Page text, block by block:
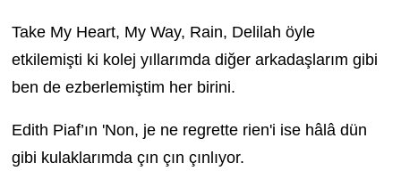
Take My Heart, My Way, Rain, Delilah öyle
etkilemişti ki kolej yıllarımda diğer arkadaşlarım gibi
ben de ezberlemiştim her birini.
Edith Piaf’ın 'Non, je ne regrette rien'i ise hâlâ dün
gibi kulaklarımda çın çın çınlıyor.